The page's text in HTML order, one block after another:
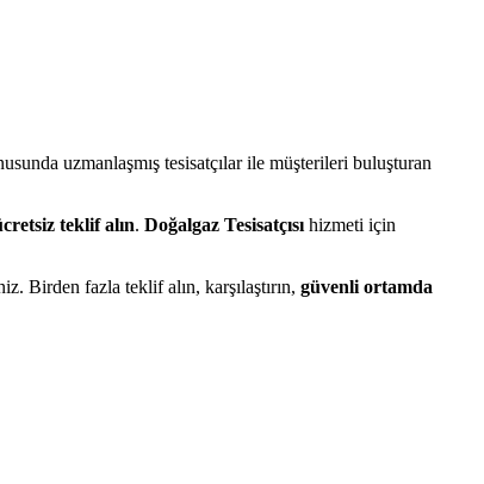
uzmanlaşmış tesisatçılar ile müşterileri buluşturan
teklif alın. Doğalgaz Tesisatçısı hizmeti için
Birden fazla teklif alın, karşılaştırın, güvenli ortamda